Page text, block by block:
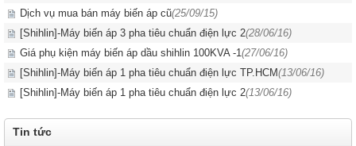
Dịch vụ mua bán máy biến áp cũ(25/09/15)
[Shihlin]-Máy biến áp 3 pha tiêu chuẩn điện lực 2(28/06/16)
Giá phụ kiện máy biến áp dầu shihlin 100KVA -1(27/06/16)
[Shihlin]-Máy biến áp 1 pha tiêu chuẩn điện lực TP.HCM(13/06/16)
[Shihlin]-Máy biến áp 1 pha tiêu chuẩn điện lực 2(13/06/16)
Tin tức